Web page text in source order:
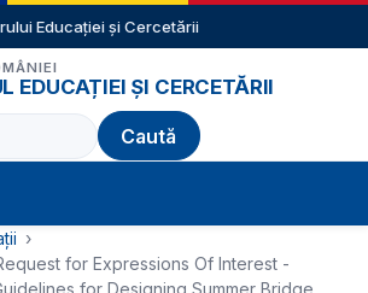
Educației și Cercetării
EDUCAȚIEI ȘI CERCETĂRII
for Expressions Of Interest -
for Designing Summer Bridge